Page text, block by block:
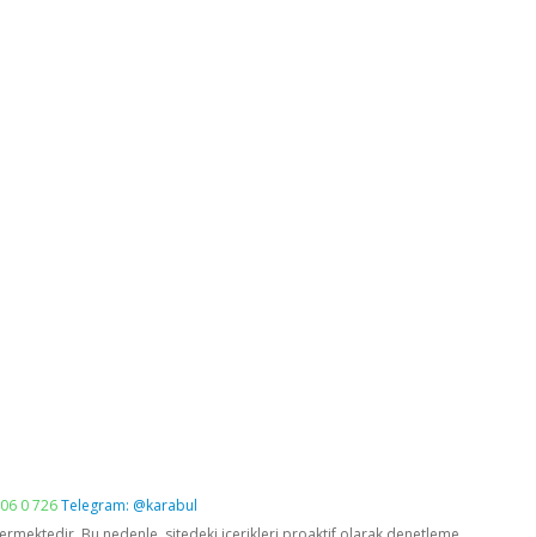
0 726Telegram: @karabul